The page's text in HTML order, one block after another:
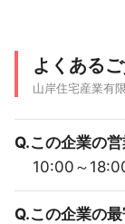
よくある
山岸住宅産業有
Q.この企業の
10:00～
Q.この企業の